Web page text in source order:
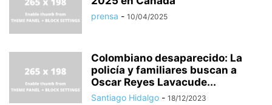
prensa - 10/04/2025
Colombiano desaparecido: La
policía y familiares buscan a
Oscar Reyes Lavacude...
Santiago Hidalgo - 18/12/2023